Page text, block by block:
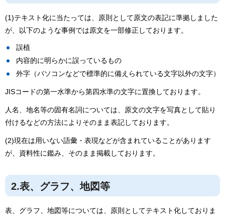
(1)テキスト化に当たっては、原則として原文の表記に準拠しました
が、以下のような事例では原文を一部修正しております。
誤植
内容的に明らかに誤っているもの
外字（パソコンなどで標準的に備えられている文字以外の文字）
JISコードの第一水準から第四水準の文字に置換しております。
人名、地名等の固有名詞については、原文の文字を写真として貼り
付けるなどの方法によりそのまま表記しております。
(2)現在は用いない語彙・表現などが含まれていることがあります
が、資料性に鑑み、そのまま掲載しております。
2.表、グラフ、地図等
表、グラフ、地図等については、原則としてテキスト化しておりま